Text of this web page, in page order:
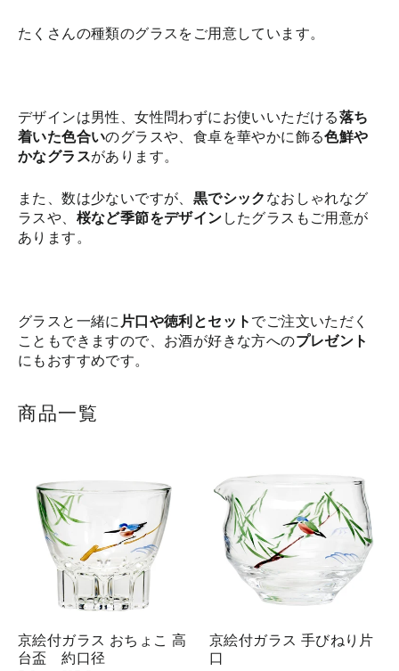
たくさんの種類のグラスをご用意しています。
デザインは男性、女性問わずにお使いいただける落ち
着いた色合いのグラスや、食卓を華やかに飾る色鮮や
かなグラスがあります。
また、数は少ないですが、 黒でシック なおしゃれなグ
ラスや、 桜など季節をデザイン したグラスもご用意が
あります。
グラスと一緒に 片口や徳利とセット でご注文いただく
こともできますので、お酒が好きな方へのプレゼント
にもおすすめです。
商品一覧
京絵付ガラス おちょこ 高
台盃 約口径
京絵付ガラス 手びねり片
口